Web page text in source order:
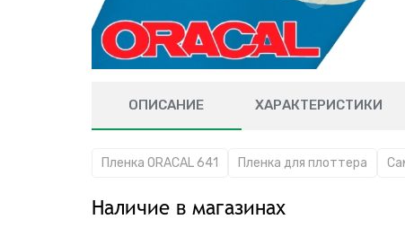
ОПИСАНИЕ ХАРАКТЕРИСТИКИ
Пленка ORACAL 641 Пленка для плоттера
Наличие в магазинах